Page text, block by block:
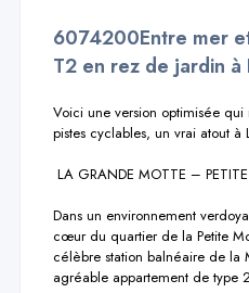
6074200Entre mer
T2 en rez de jardin
Voici une version optimisée
pistes cyclables, un vrai atout
Dans un environnement
cœur du quartier de la Petite
célèbre station balnéaire de la
agréable appartement de type